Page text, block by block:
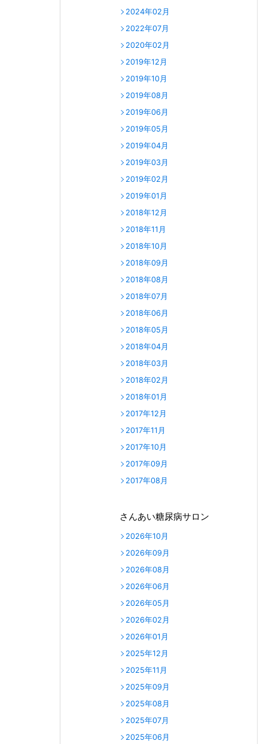
2024年02月
2022年07月
2020年02月
2019年12月
2019年10月
2019年08月
2019年06月
2019年05月
2019年04月
2019年03月
2019年02月
2019年01月
2018年12月
2018年11月
2018年10月
2018年09月
2018年08月
2018年07月
2018年06月
2018年05月
2018年04月
2018年03月
2018年02月
2018年01月
2017年12月
2017年11月
2017年10月
2017年09月
2017年08月
さんあい糖尿病サロン
2026年10月
2026年09月
2026年08月
2026年06月
2026年05月
2026年02月
2026年01月
2025年12月
2025年11月
2025年09月
2025年08月
2025年07月
2025年06月